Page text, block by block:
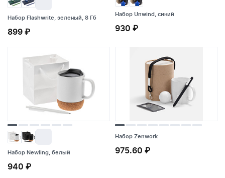
Набор Flashwrite, зеленый, 8 Гб
899 ₽
Набор Flashwrite, зеленый, 8 Гб
Набор Unwind, синий
930 ₽
Набор Unwind, синий
930 ₽
Набор Newling, белый
940 ₽
Набор Newling, белый
940 ₽
Набор Zenwork
975.60 ₽
Набор Zenwork